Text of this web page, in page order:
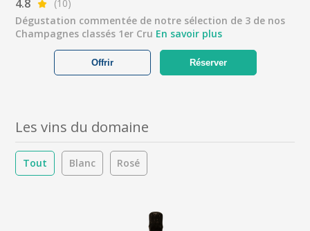
4.8
(10)
Dégustation commentée de notre sélection de 3 de nos
Champagnes classés 1er Cru En savoir plus
Réserver
Offrir
Les vins du domaine
Tout Blanc Rosé